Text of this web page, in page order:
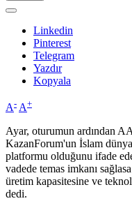
Linkedin
Pinterest
Telegram
Yazdır
Kopyala
A- A+
Ayar, oturumun ardından
KazanForum'un İslam
platformu olduğunu ifade
vadede temas imkanı
üretim kapasitesine ve
dedi.